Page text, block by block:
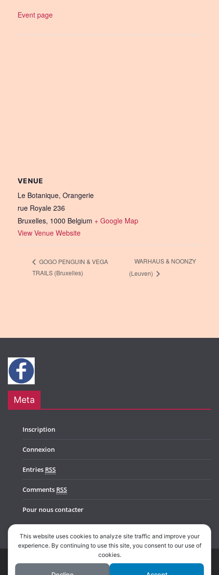
Event page
VENUE
Le Botanique, Orangerie
rue Royale 236
Bruxelles, 1000 Belgium + Google Map
View Venue Website
GOGO PENGUIN & VEGA
TRAILS (Bruxelles)
WARHAUS & NOONZY
(Leuven)
Meta
Inscription
Connexion
Entries RSS
Comments RSS
Pour nous contacter
Copyright © 2026Music In Belgium. All rights reserved.
This website uses cookies to analyze site traffic and improve your
experience. By continuing to use this site, you consent to our use of
cookies.